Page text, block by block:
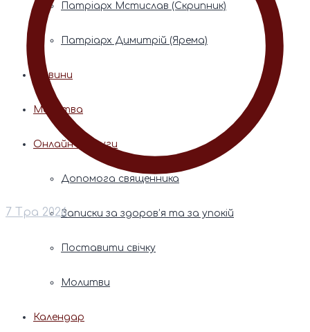
Патріарх Мстислав (Скрипник)
Патріарх Димитрій (Ярема)
Новини
Молитва
Онлайн послуги
Допомога священника
Записки за здоров’я та за упокій
Поставити свічку
Молитви
Календар
7 Тра 2026